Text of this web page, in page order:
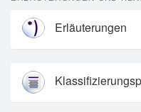
Erläuterungen